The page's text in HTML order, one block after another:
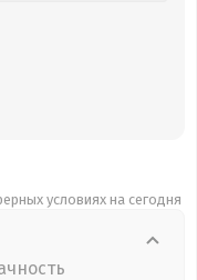
условиях на сегодня